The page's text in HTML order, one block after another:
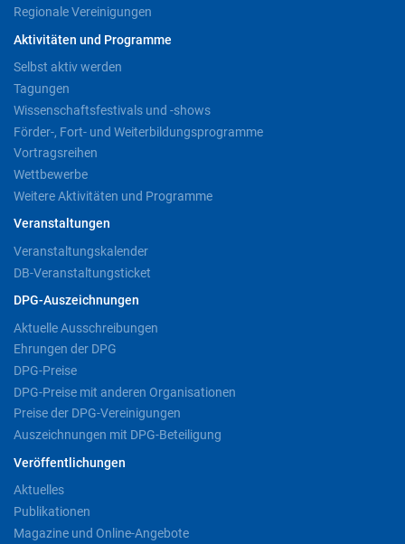
Regionale Vereinigungen
Aktivitäten und Programme
Selbst aktiv werden
Tagungen
Wissenschaftsfestivals und -shows
Förder-, Fort- und Weiterbildungsprogramme
Vortragsreihen
Wettbewerbe
Weitere Aktivitäten und Programme
Veranstaltungen
Veranstaltungskalender
DB-Veranstaltungsticket
DPG-Auszeichnungen
Aktuelle Ausschreibungen
Ehrungen der DPG
DPG-Preise
DPG-Preise mit anderen Organisationen
Preise der DPG-Vereinigungen
Auszeichnungen mit DPG-Beteiligung
Veröffentlichungen
Aktuelles
Publikationen
Magazine und Online-Angebote